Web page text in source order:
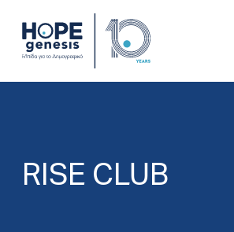
RISE CLUB